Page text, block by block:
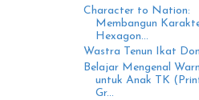
Character to Nation:
Membangun
Hexagon...
Wastra Tenun Ikat
Belajar Mengenal
untuk Anak TK
Gr...